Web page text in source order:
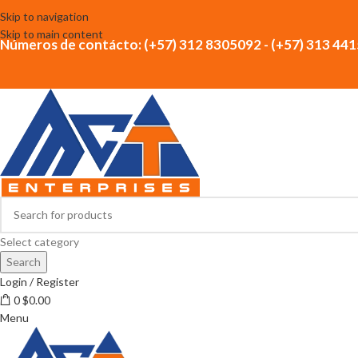
Skip to navigation
Skip to main content
Números de contácto: (+57) 312 8305092 - (+57) 313
Select category
Search
Login / Register
0$0.00
Menu